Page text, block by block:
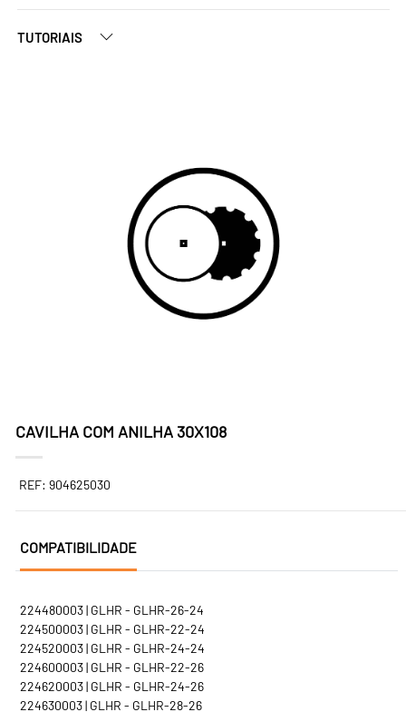
TUTORIAIS
CAVILHA COM ANILHA 30X108
REF: 904625030
COMPATIBILIDADE
224480003 | GLHR - GLHR-26-24
224500003 | GLHR - GLHR-22-24
224520003 | GLHR - GLHR-24-24
224600003 | GLHR - GLHR-22-26
224620003 | GLHR - GLHR-24-26
224630003 | GLHR - GLHR-28-26